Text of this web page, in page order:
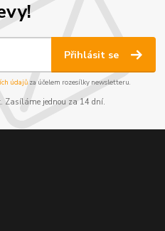
Přihlásit se
údajůza účelem rozesílky newsletteru.
Zasíláme jednou za 14 dní.